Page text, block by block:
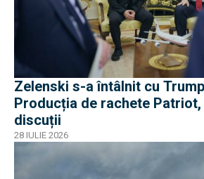
Zelenski s-a întâlnit cu
Producția de rachete Patriot,
discuții
28 IULIE 2026